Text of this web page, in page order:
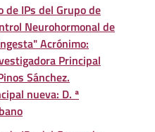
de IPs del Grupo de
Neurohormonal de
Acrónimo:
Principal
Sánchez.
nueva: D. ª